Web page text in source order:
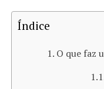
Índice
O que faz